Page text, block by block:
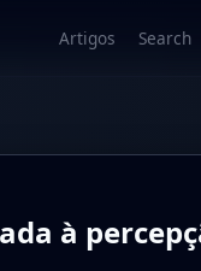
Artigos Search
à